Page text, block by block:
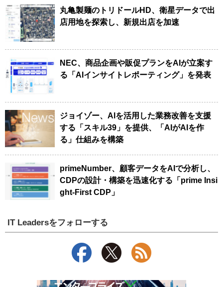
丸亀製麺のトリドールHD、衛星データで出
店用地を探索し、新規出店を加速
NEC、商品企画や販促プランをAIが立案す
る「AIインサイトレポーティング」を発表
ジョイゾー、AIを活用した業務改善を支援
する「スキル39」を提供、「AIがAIを作
る」仕組みを構築
primeNumber、顧客データをAIで分析し、
CDPの設計・構築を迅速化する「prime Insi
ght-First CDP」
IT Leadersをフォローする